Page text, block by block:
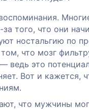
того, что они
ностальгию по
что мозг
ведь это
Вот и
что мужчины